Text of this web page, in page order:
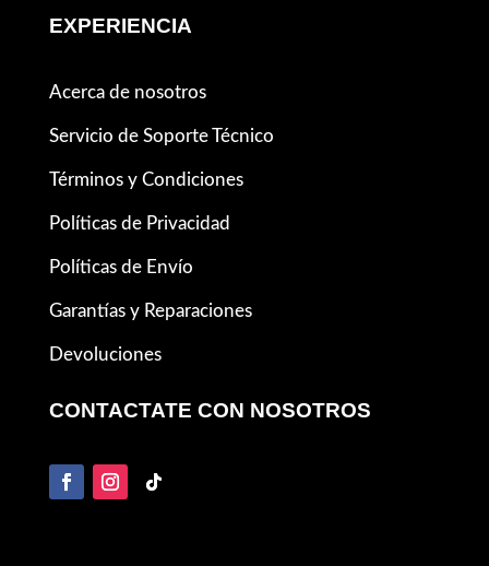
EXPERIENCIA
Acerca de nosotros
Servicio de Soporte Técnico
Términos y Condiciones
Políticas de Privacidad
Políticas de Envío
Garantías y Reparaciones
Devoluciones
CONTACTATE CON NOSOTROS